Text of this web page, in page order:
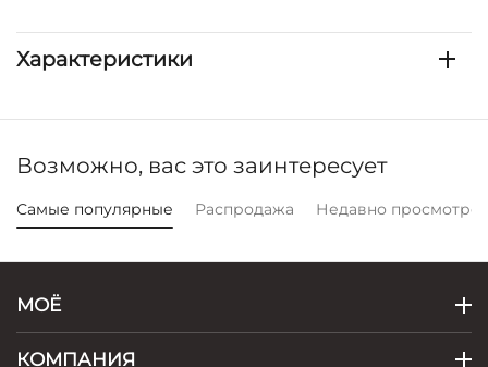
Характеристики
Возможно, вас это заинтересует
Самые популярные Распродажа Недавно
МОЁ
КОМПАНИЯ